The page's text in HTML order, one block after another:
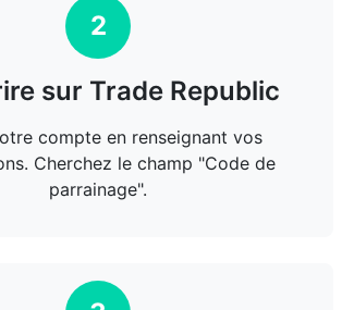
2
sur Trade Republic
compte en renseignant vos
Cherchez le champ "Code de
parrainage".